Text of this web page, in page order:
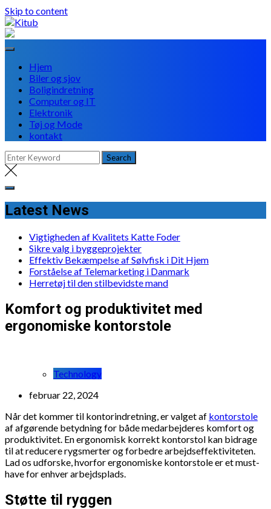
Skip to content
Hjem
Biler og sjov
Boligindretning
Computer og IT
Elektronik
Tøj og Mode
kontakt
Latest News
Vigtigheden af Kvalitets Katte Foder
Sikre valg i byggeprojekter
Effektiv Bekæmpelse af Sølvfisk i Dit Hjem
Forståelse af Telemarketing i Danmark
Herretøj til den stilbevidste mand
Komfort og produktivitet med
ergonomiske kontorstole
Technology
februar 22, 2024
Når det kommer til kontorindretning, er valget af kontorstole
af afgørende betydning for både medarbejderes komfort og
produktivitet. En ergonomisk korrekt kontorstol kan bidrage
til at reducere rygsmerter og forbedre arbejdseffektiviteten.
Lad os udforske, hvorfor ergonomiske kontorstole er et must-
have for enhver arbejdsplads.
Støtte til ryggen